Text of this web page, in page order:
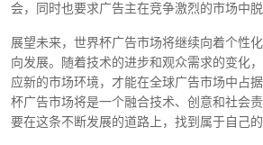
会，同时也要求广告主在竞争激烈的市场中脱
展望未来，世界杯广告市场将继续向着个性
向发展。随着技术的进步和观众需求的变化
应新的市场环境，才能在全球广告市场中占
杯广告市场将是一个融合技术、创意和社会
要在这条不断发展的道路上，找到属于自己的